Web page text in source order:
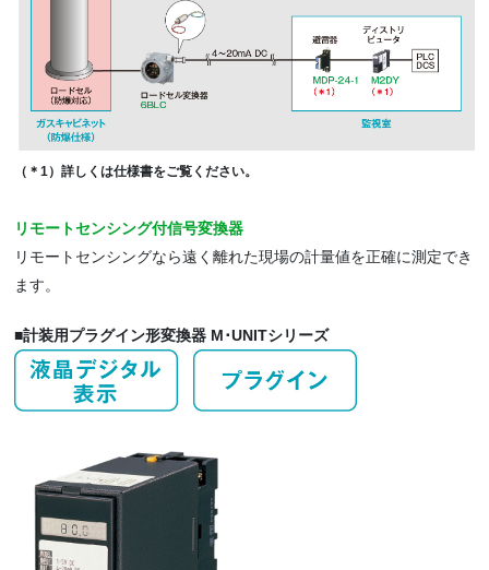
（＊1）詳しくは仕様書をご覧ください。
リモートセンシング付信号変換器
リモートセンシングなら遠く離れた現場の計量値を正確に測定でき
ます。
■計装用プラグイン形変換器 M･UNITシリーズ